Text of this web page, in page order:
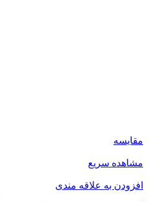
مقایسه
مشاهده سریع
افزودن به علاقه مندی